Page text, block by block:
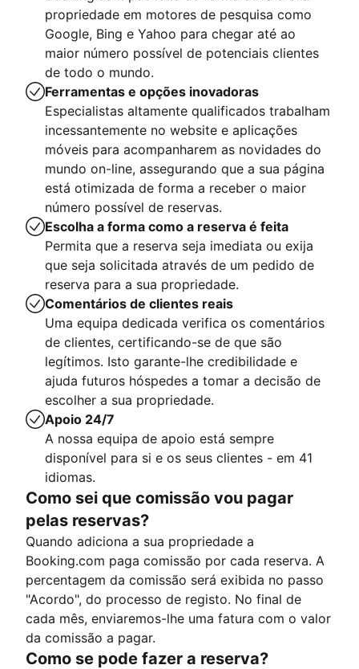
propriedade em motores de pesquisa como
Google, Bing e Yahoo para chegar até ao
maior número possível de potenciais clientes
de todo o mundo.
Ferramentas e opções inovadoras
Especialistas altamente qualificados trabalham
incessantemente no website e aplicações
móveis para acompanharem as novidades do
mundo on-line, assegurando que a sua página
está otimizada de forma a receber o maior
número possível de reservas.
Escolha a forma como a reserva é feita
Permita que a reserva seja imediata ou exija
que seja solicitada através de um pedido de
reserva para a sua propriedade.
Comentários de clientes reais
Uma equipa dedicada verifica os comentários
de clientes, certificando-se de que são
legítimos. Isto garante-lhe credibilidade e
ajuda futuros hóspedes a tomar a decisão de
escolher a sua propriedade.
Apoio 24/7
A nossa equipa de apoio está sempre
disponível para si e os seus clientes - em 41
idiomas.
Como sei que comissão vou pagar
pelas reservas?
Quando adiciona a sua propriedade a
Booking.com paga comissão por cada reserva. A
percentagem da comissão será exibida no passo
"Acordo", do processo de registo. No final de
cada mês, enviaremos-lhe uma fatura com o valor
da comissão a pagar.
Como se pode fazer a reserva?